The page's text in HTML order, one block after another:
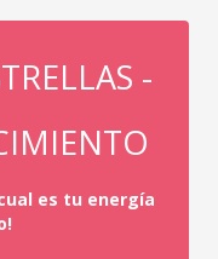
-
es tu energía